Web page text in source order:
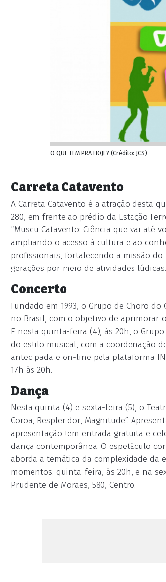
O QUE TEM PRA HOJE? (Crédito: JCS)
Carreta Catavento
A Carreta Catavento é a atração desta
280, em frente ao prédio da Estação
“Museu Catavento: Ciência que vai até
ampliando o acesso à cultura e ao
profissionais, fortalecendo a missão
gerações por meio de atividades lúdicas.
Concerto
Fundado em 1993, o Grupo de Choro
no Brasil, com o objetivo de aprimorar
E nesta quinta-feira (4), às 20h, o
do estilo musical, com a coordenação
antecipada e on-line pela plataforma
17h às 20h.
Dança
Nesta quinta (4) e sexta-feira (5), o
Coroa, Resplendor, Magnitude”.
apresentação tem entrada gratuita e
dança contemporânea. O espetáculo
aborda a temática da complexidade da
momentos: quinta-feira, às 20h, e na
Prudente de Moraes, 580, Centro.